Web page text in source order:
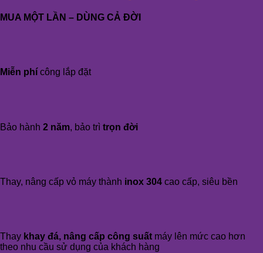
MUA MỘT LẦN – DÙNG CẢ ĐỜI
Miễn phí công lắp đặt
Bảo hành 2 năm, bảo trì trọn đời
Thay, nâng cấp vỏ máy thành inox 304 cao cấp, siêu bền
Thay khay đá, nâng cấp công suất máy lên mức cao hơn
theo nhu cầu sử dụng của khách hàng